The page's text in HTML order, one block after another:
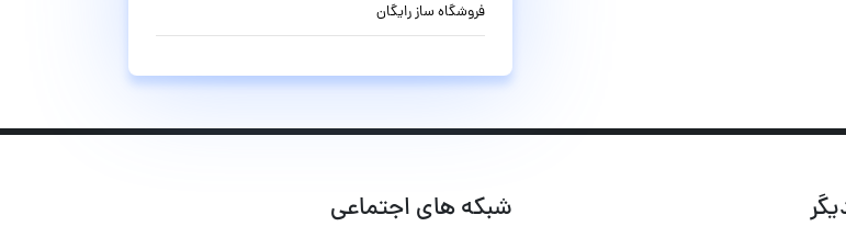
فروشگاه ساز رایگان
شبکه های اجتماعی